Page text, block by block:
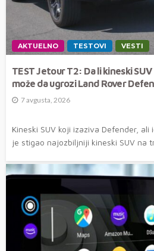
AKTUELNO TESTOVI VESTI
TEST Jetour T2: Da li kineski
može da ugrozi Land Rover
7 avgusta, 2026
Kineski SUV koji izaziva Defender,
je stigao najozbiljniji kineski SUV na